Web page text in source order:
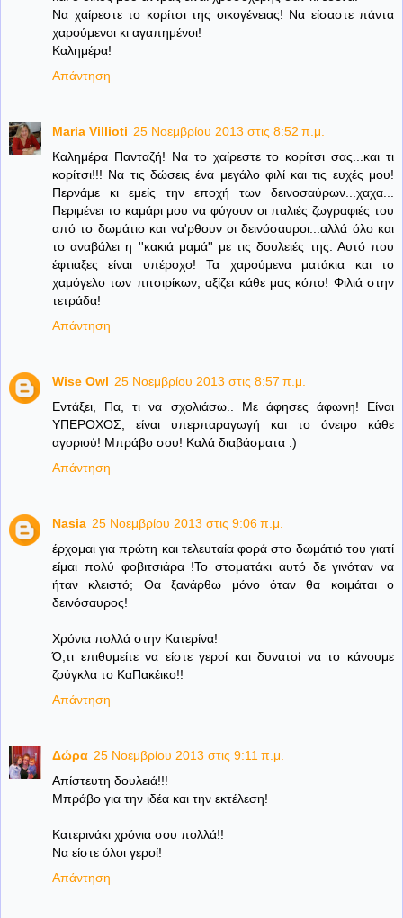
Να χαίρεστε το κορίτσι της οικογένειας! Να είσαστε πάντα
χαρούμενοι κι αγαπημένοι!
Καλημέρα!
Απάντηση
Maria Villioti 25 Νοεμβρίου 2013 στις 8:52 π.μ.
Καλημέρα Πανταζή! Να το χαίρεστε το κορίτσι σας...και τι
κορίτσι!!! Να τις δώσεις ένα μεγάλο φιλί και τις ευχές μου!
Περνάμε κι εμείς την εποχή των δεινοσαύρων...χαχα...
Περιμένει το καμάρι μου να φύγουν οι παλιές ζωγραφιές του
από το δωμάτιο και να'ρθουν οι δεινόσαυροι...αλλά όλο και
το αναβάλει η ''κακιά μαμά'' με τις δουλειές της. Αυτό που
έφτιαξες είναι υπέροχο! Τα χαρούμενα ματάκια και το
χαμόγελο των πιτσιρίκων, αξίζει κάθε μας κόπο! Φιλιά στην
τετράδα!
Απάντηση
Wise Owl 25 Νοεμβρίου 2013 στις 8:57 π.μ.
Εντάξει, Πα, τι να σχολιάσω.. Με άφησες άφωνη! Είναι
ΥΠΕΡΟΧΟΣ, είναι υπερπαραγωγή και το όνειρο κάθε
αγοριού! Μπράβο σου! Καλά διαβάσματα :)
Απάντηση
Nasia 25 Νοεμβρίου 2013 στις 9:06 π.μ.
έρχομαι για πρώτη και τελευταία φορά στο δωμάτιό του γιατί
είμαι πολύ φοβιτσιάρα !Το στοματάκι αυτό δε γινόταν να
ήταν κλειστό; Θα ξανάρθω μόνο όταν θα κοιμάται ο
δεινόσαυρος!
Χρόνια πολλά στην Κατερίνα!
Ό,τι επιθυμείτε να είστε γεροί και δυνατοί να το κάνουμε
ζούγκλα το ΚαΠακέικο!!
Απάντηση
Δώρα 25 Νοεμβρίου 2013 στις 9:11 π.μ.
Απίστευτη δουλειά!!!
Μπράβο για την ιδέα και την εκτέλεση!
Κατερινάκι χρόνια σου πολλά!!
Να είστε όλοι γεροί!
Απάντηση